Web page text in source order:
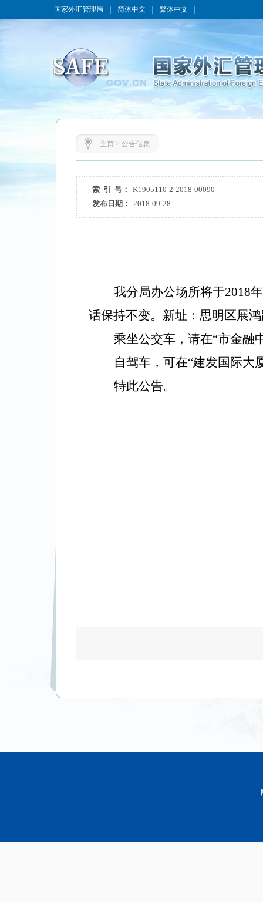
国家外汇管理局 简体中文 繁体中文
主页> 公告信息
索 引 号：
K1905110-2-2018-00090
发布日期：
2018-09-28
我分局办公场所将于2018
话保持不变。新址：思明区展
乘坐公交车，请在“市金融
自驾车，可在“建发国际大
特此公告。